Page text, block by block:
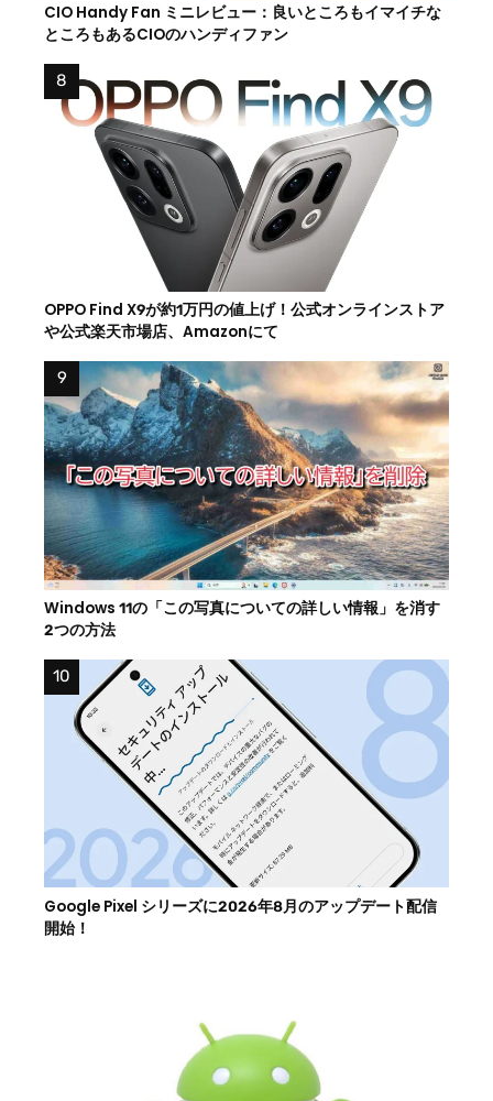
CIO Handy Fan ミニレビュー：良いところもイマイチな
ところもあるCIOのハンディファン
OPPO Find X9が約1万円の値上げ！公式オンラインストア
や公式楽天市場店、Amazonにて
Windows 11の「この写真についての詳しい情報」を消す
2つの方法
Google Pixel シリーズに2026年8月のアップデート配信
開始！